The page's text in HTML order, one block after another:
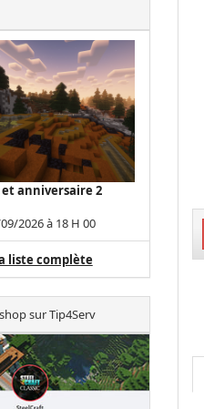
et anniversaire 2
2026 à 18 H 00
liste complète
sur Tip4Serv